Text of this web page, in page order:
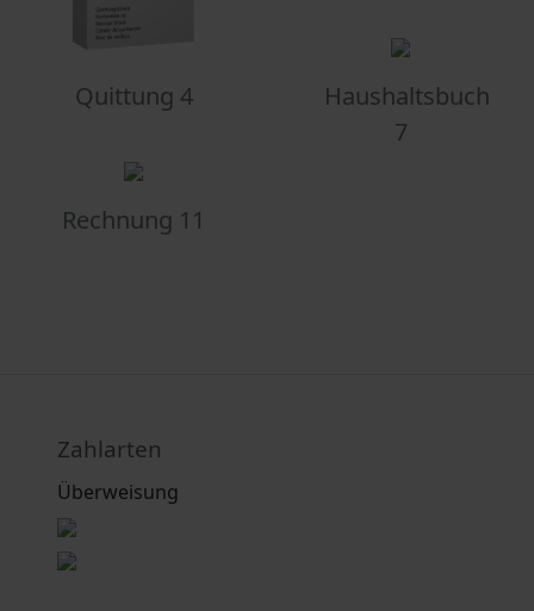
Quittung 4
Haushaltsbuch
7
Rechnung 11
Zahlarten
Überweisung